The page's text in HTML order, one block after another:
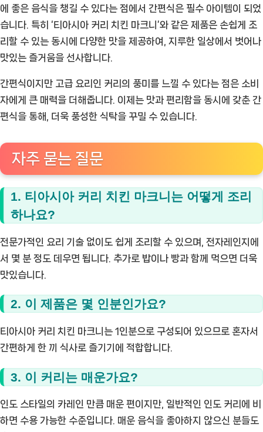
에 좋은 음식을 챙길 수 있다는 점에서 간편식은 필수 아이템이 되었
습니다. 특히 ‘티아시아 커리 치킨 마크니’와 같은 제품은 손쉽게 조
리할 수 있는 동시에 다양한 맛을 제공하여, 지루한 일상에서 벗어나
맛있는 즐거움을 선사합니다.
간편식이지만 고급 요리인 커리의 풍미를 느낄 수 있다는 점은 소비
자에게 큰 매력을 더해줍니다. 이제는 맛과 편리함을 동시에 갖춘 간
편식을 통해, 더욱 풍성한 식탁을 꾸밀 수 있습니다.
자주 묻는 질문
1. 티아시아 커리 치킨 마크니는 어떻게 조리
하나요?
전문가적인 요리 기술 없이도 쉽게 조리할 수 있으며, 전자레인지에
서 몇 분 정도 데우면 됩니다. 추가로 밥이나 빵과 함께 먹으면 더욱
맛있습니다.
2. 이 제품은 몇 인분인가요?
티아시아 커리 치킨 마크니는 1인분으로 구성되어 있으므로 혼자서
간편하게 한 끼 식사로 즐기기에 적합합니다.
3. 이 커리는 매운가요?
인도 스타일의 카레인 만큼 매운 편이지만, 일반적인 인도 커리에 비
하면 수용 가능한 수준입니다. 매운 음식을 좋아하지 않으신 분들도